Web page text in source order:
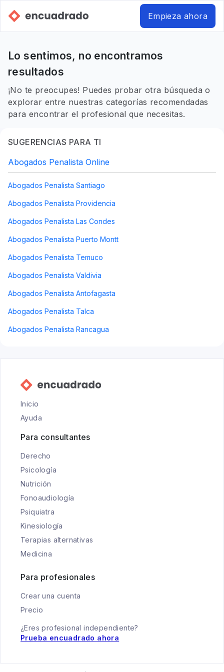
Empieza ahora
Lo sentimos, no encontramos
resultados
¡No te preocupes! Puedes probar otra búsqueda o
explorar entre nuestras categorías recomendadas
para encontrar el profesional que necesitas.
SUGERENCIAS PARA TI
Abogados Penalista Online
Abogados Penalista Santiago
Abogados Penalista Providencia
Abogados Penalista Las Condes
Abogados Penalista Puerto Montt
Abogados Penalista Temuco
Abogados Penalista Valdivia
Abogados Penalista Antofagasta
Abogados Penalista Talca
Abogados Penalista Rancagua
Inicio
Ayuda
Para consultantes
Derecho
Psicología
Nutrición
Fonoaudiología
Psiquiatra
Kinesiología
Terapias alternativas
Medicina
Para profesionales
Crear una cuenta
Precio
¿Eres profesional independiente?
Prueba encuadrado ahora